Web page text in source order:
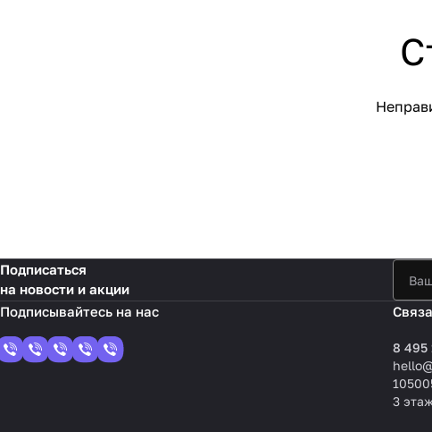
Подписаться
на новости и акции
8 495
3